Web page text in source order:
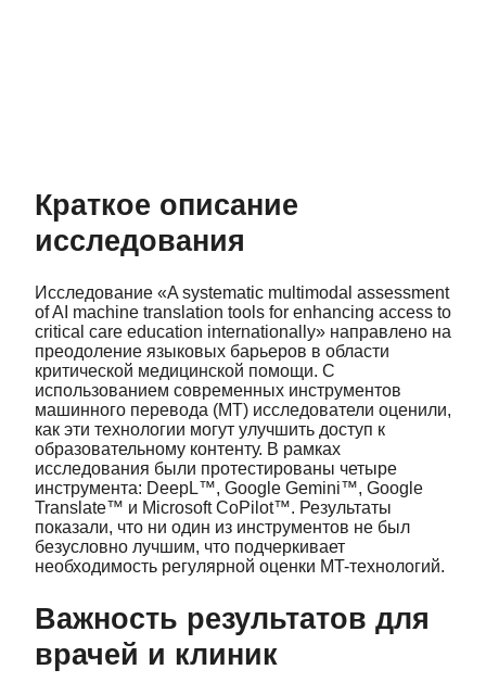
Краткое описание
исследования
Исследование «A systematic multimodal assessment
of AI machine translation tools for enhancing access to
critical care education internationally» направлено на
преодоление языковых барьеров в области
критической медицинской помощи. С
использованием современных инструментов
машинного перевода (MT) исследователи оценили,
как эти технологии могут улучшить доступ к
образовательному контенту. В рамках
исследования были протестированы четыре
инструмента: DeepL™, Google Gemini™, Google
Translate™ и Microsoft CoPilot™. Результаты
показали, что ни один из инструментов не был
безусловно лучшим, что подчеркивает
необходимость регулярной оценки MT-технологий.
Важность результатов для
врачей и клиник